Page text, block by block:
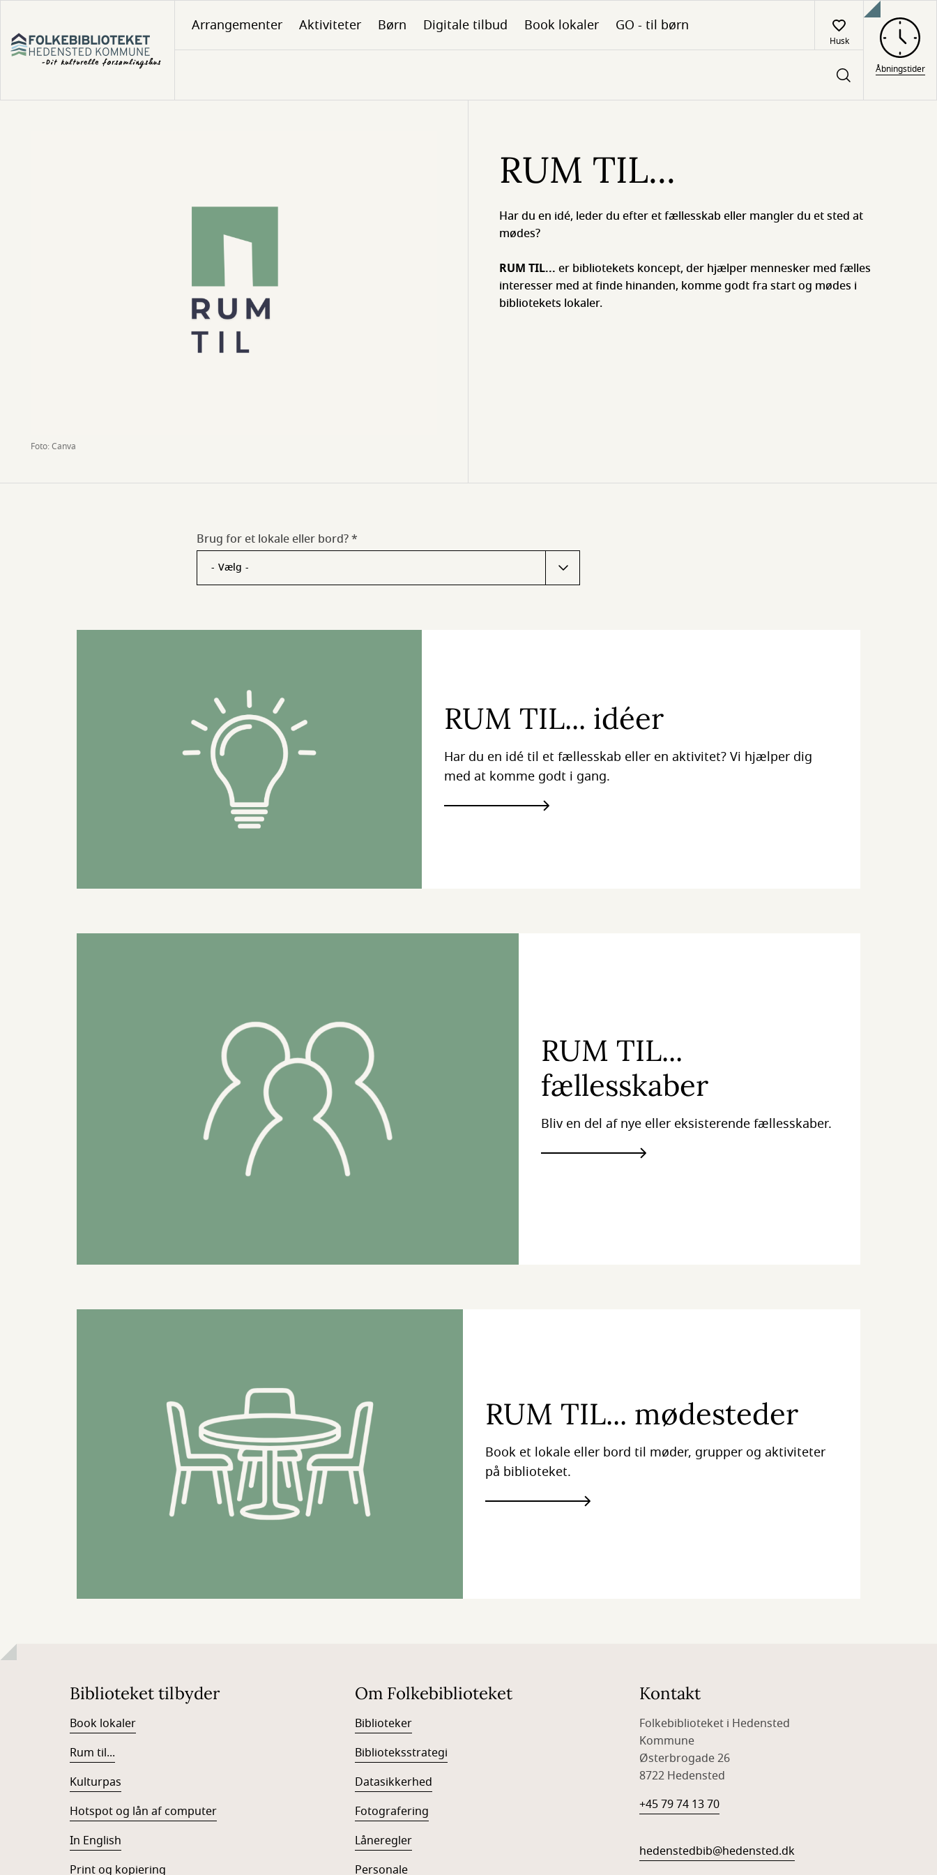
hovedindhold
Arrangementer Aktiviteter Børn Digitale tilbud Book lokaler GO - til børn
Husk
Åbningstider
Foto: Canva
RUM TIL...
Har du en idé, leder du efter et fællesskab eller mangler du et sted at
mødes?
RUM TIL... er bibliotekets koncept, der hjælper mennesker med fælles
interesser med at finde hinanden, komme godt fra start og mødes i
bibliotekets lokaler.
Brug for et lokale eller bord?
RUM TIL... idéer
Har du en idé til et fællesskab eller en aktivitet? Vi hjælper dig
med at komme godt i gang.
RUM TIL...
fællesskaber
Bliv en del af nye eller eksisterende fællesskaber.
RUM TIL... mødesteder
Book et lokale eller bord til møder, grupper og aktiviteter
på biblioteket.
Biblioteket tilbyder
Book lokaler
Rum til...
Kulturpas
Hotspot og lån af computer
In English
Print og kopiering
Om Folkebiblioteket
Biblioteker
Biblioteksstrategi
Datasikkerhed
Fotografering
Låneregler
Personale
Kontakt
Folkebiblioteket i Hedensted
Kommune
Østerbrogade 26
8722 Hedensted
+45 79 74 13 70
hedenstedbib@hedensted.dk